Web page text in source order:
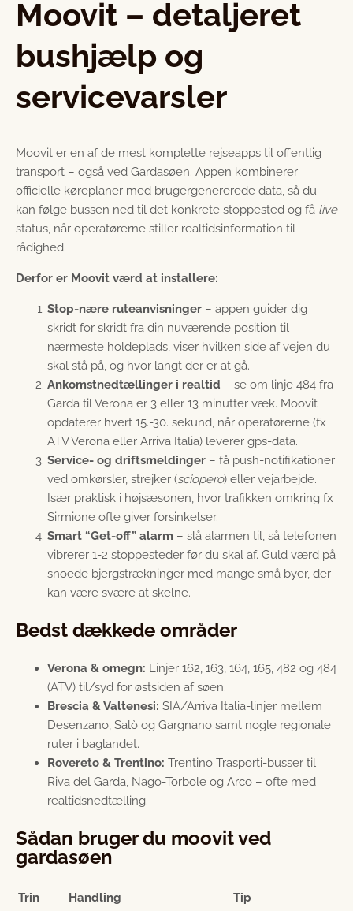
Moovit – detaljeret
bushjælp og
servicevarsler
Moovit er en af de mest komplette rejseapps til offentlig
transport – også ved Gardasøen. Appen kombinerer
officielle køreplaner med brugergenererede data, så du
kan følge bussen ned til det konkrete stoppested og få live
status, når operatørerne stiller realtids­information til
rådighed.
Derfor er Moovit værd at installere:
Stop-nære ruteanvisninger – appen guider dig
skridt for skridt fra din nuværende position til
nærmeste holdeplads, viser hvilken side af vejen du
skal stå på, og hvor langt der er at gå.
Ankomstnedtællinger i realtid – se om linje 484 fra
Garda til Verona er 3 eller 13 minutter væk. Moovit
opdaterer hvert 15.-30. sekund, når operatørerne (fx
ATV Verona eller Arriva Italia) leverer gps-data.
Service- og driftsmeldinger – få push-notifikationer
ved omkørsler, strejker (sciopero) eller vejarbejde.
Især praktisk i højsæsonen, hvor trafikken omkring fx
Sirmione ofte giver forsinkelser.
Smart “Get-off” alarm – slå alarmen til, så telefonen
vibrerer 1-2 stoppesteder før du skal af. Guld værd på
snoede bjergstrækninger med mange små byer, der
kan være svære at skelne.
Bedst dækkede områder
Verona & omegn: Linjer 162, 163, 164, 165, 482 og 484
(ATV) til/syd for østsiden af søen.
Brescia & Valtenesi: SIA/Arriva Italia-linjer mellem
Desenzano, Salò og Gargnano samt nogle regionale
ruter i baglandet.
Rovereto & Trentino: Trentino Trasporti-busser til
Riva del Garda, Nago-Torbole og Arco – ofte med
realtids­nedtælling.
Sådan bruger du moovit ved
gardasøen
Trin Handling Tip